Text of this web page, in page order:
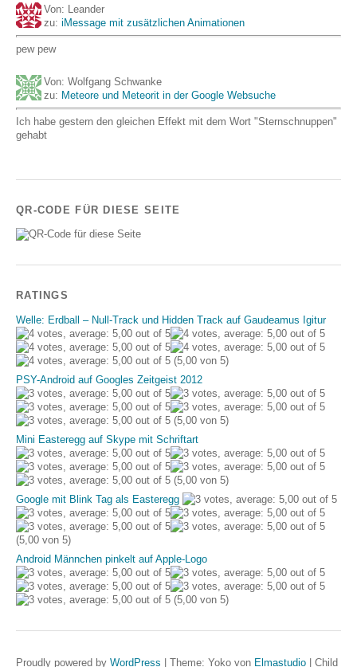
Von: Leander
zu: iMessage mit zusätzlichen Animationen
pew pew
Von: Wolfgang Schwanke
zu: Meteore und Meteorit in der Google Websuche
Ich habe gestern den gleichen Effekt mit dem Wort "Sternschnuppen"
gehabt
QR-CODE FÜR DIESE SEITE
RATINGS
Welle: Erdball – Null-Track und Hidden Track auf Gaudeamus Igitur
(5,00 von 5)
PSY-Android auf Googles Zeitgeist 2012
(5,00 von 5)
Mini Easteregg auf Skype mit Schriftart
(5,00 von 5)
Google mit Blink Tag als Easteregg
(5,00 von 5)
Android Männchen pinkelt auf Apple-Logo
(5,00 von 5)
Proudly powered by WordPress Theme: Yoko von Elmastudio Child